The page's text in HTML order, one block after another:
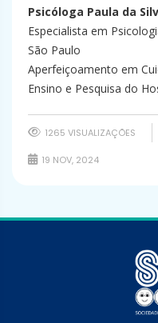
Psicóloga Paula da
Especialista em
São Paulo
Aperfeiçoamento em
Ensino e Pesquisa do
1265 VISUALIZAÇÕES
19 NOV, 2024